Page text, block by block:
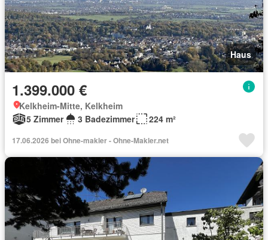
Haus
1.399.000 €
Kelkheim-Mitte, Kelkheim
5 Zimmer
3 Badezimmer 224 m²
17.06.2026 bei Ohne-makler - Ohne-Makler.net